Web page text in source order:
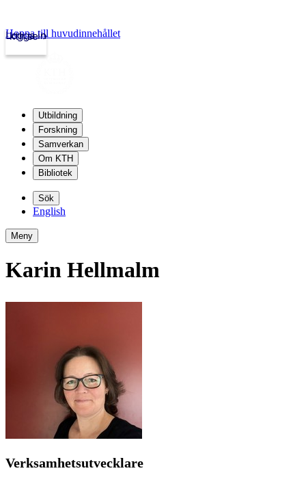
kth.se
Logga in
Hoppa till huvudinnehållet
Utbildning
Forskning
Samverkan
Om KTH
Bibliotek
Sök
English
Meny
Karin Hellmalm
Verksamhetsutvecklare